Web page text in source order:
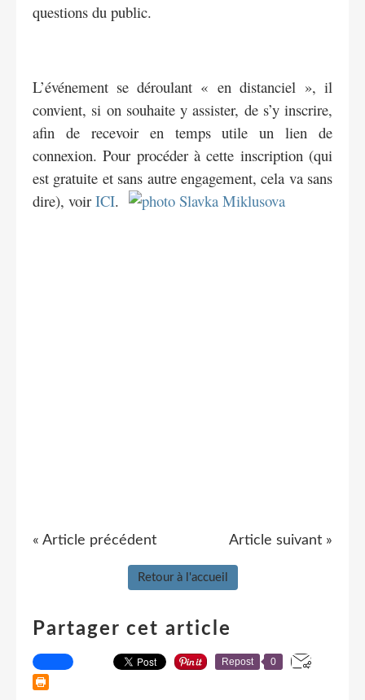
questions du public.
L’événement se déroulant « en distanciel », il
convient, si on souhaite y assister, de s’y inscrire,
afin de recevoir en temps utile un lien de
connexion. Pour procéder à cette inscription (qui
est gratuite et sans autre engagement, cela va sans
dire), voir ICI.
« Article précédent Article suivant »
Retour à l'accueil
Partager cet article
Repost 0